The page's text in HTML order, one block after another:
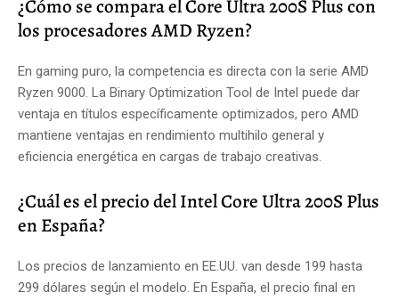
¿Cómo se compara el Core Ultra 200S Plus con
los procesadores AMD Ryzen?
En gaming puro, la competencia es directa con la serie AMD
Ryzen 9000. La Binary Optimization Tool de Intel puede dar
ventaja en títulos específicamente optimizados, pero AMD
mantiene ventajas en rendimiento multihilo general y
eficiencia energética en cargas de trabajo creativas.
¿Cuál es el precio del Intel Core Ultra 200S Plus
en España?
Los precios de lanzamiento en EE.UU. van desde 199 hasta
299 dólares según el modelo. En España, el precio final en